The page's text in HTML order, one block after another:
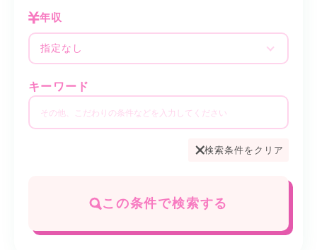
年収
指定なし
キーワード
検索条件をクリア
この条件で検索する